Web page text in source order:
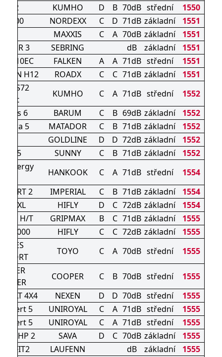
KUMHO D B 70dB střední
1550
NORDEXX C D 71dB základní
1551
MAXXIS C A 70dB základní
1551
3
SEBRING dB základní
1551
ZE310EC
FALKEN A A 71dB střední
1551
H12
ROADX C C 71dB základní
1551
PS72
KUMHO C A 71dB střední
1552
6
BARUM C B 69dB základní
1552
5
MATADOR C B 71dB základní
1552
GOLDLINE D D 72dB základní
1552
SUNNY C B 71dB základní
1552
Kinergy
HANKOOK C A 71dB střední
1554
2
IMPERIAL C B 71dB základní
1554
XL
HIFLY D C 72dB základní
1554
H/T
GRIPMAX B C 71dB základní
1555
HIFLY C C 72dB základní
1555
TOYO C A 70dB střední
1555
COOPER C B 70dB střední
1555
AT 4X4
NEXEN D D 70dB střední
1555
5
UNIROYAL C A 71dB střední
1555
5
UNIROYAL C A 71dB střední
1555
HP 2
SAVA D C 70dB základní
1555
S FIT2
LAUFENN dB základní
1555